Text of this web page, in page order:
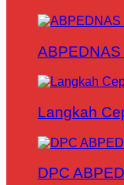
Langkah
DPC